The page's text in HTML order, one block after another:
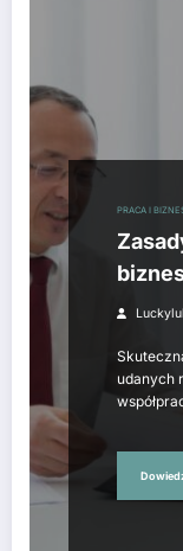
PRACA I
udanych